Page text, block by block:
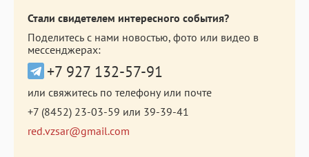
Стали свидетелем интересного события?
Поделитесь с нами новостью, фото или видео в
мессенджерах:
+7 927 132-57-91
или свяжитесь по телефону или почте
+7 (8452) 23-03-59 или 39-39-41
red.vzsar@gmail.com